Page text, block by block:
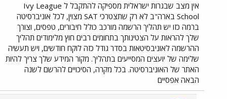
אין מצב שבגרות ישראלית מספיקה להתקבל ל Ivy League
School בארה"ב לא רק שתצטרכי SAT מצוין, לכל אוניברסיטה
ברמה כזו יש תהליך הרשמה מורכב כולל חיבורים, טפסים, וצורך
שלך להראות על הצטינותך בתחומים רבים חוץ מלימודים תהליך
ההרשמה לאוניבסיטאות בסדר גודל כזה לוקח חודשים, ויש תעשיה
שלימה של יועצים המסייעים בתהליך. מקור המידע שלך צריך להיות
האתר של האוניברסיטה. בכל מקרה, הסיכויים להרשם לשנה
הבאה אפסיים